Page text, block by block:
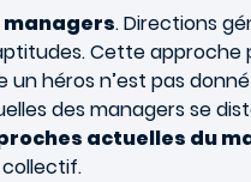
managers. Directions
Cette approche
héros n’est pas
des managers se
actuelles du